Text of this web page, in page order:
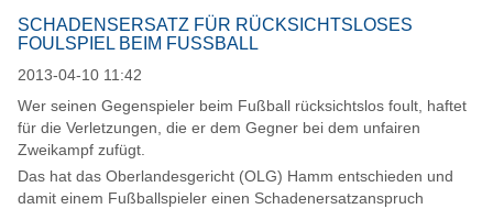
SCHADENSERSATZ FÜR RÜCKSICHTSLOSES
FOULSPIEL BEIM FUSSBALL
2013-04-10 11:42
Wer seinen Gegenspieler beim Fußball rücksichtslos foult, haftet
für die Verletzungen, die er dem Gegner bei dem unfairen
Zweikampf zufügt.
Das hat das Oberlandesgericht (OLG) Hamm entschieden und
damit einem Fußballspieler einen Schadenersatzanspruch